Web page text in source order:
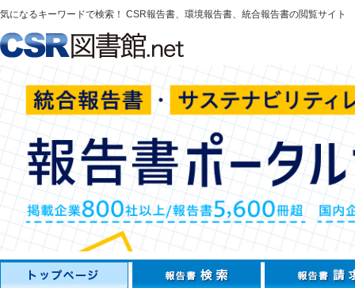
気になるキーワードで検索！ CSR報告書、環境報告書、統合報告書の閲覧サイト